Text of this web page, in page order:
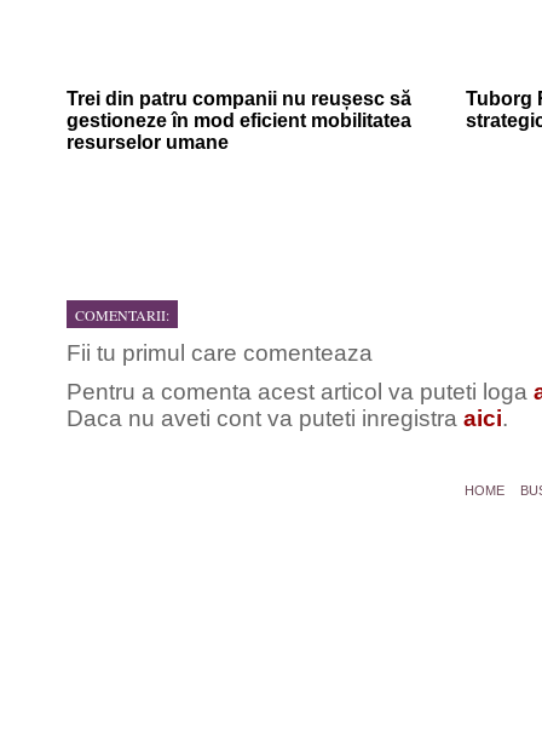
Trei din patru companii nu reușesc să
gestioneze în mod eficient mobilitatea
resurselor umane
Tuborg
COMENTARII:
Fii tu primul care comenteaza
Pentru a comenta acest articol va puteti loga
Daca nu aveti cont va puteti inregistra aici.
HOME